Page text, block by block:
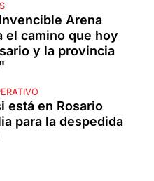
Arena
el camino que hoy
y la provincia
está en Rosario
para la despedida